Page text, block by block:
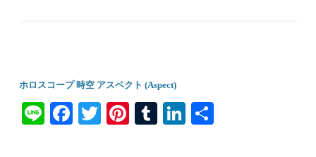
ホロスコープ 時空 アスペクト (Aspect)
Li
Fa T
Pi
T
Li